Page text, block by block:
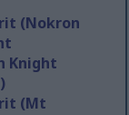
(Nokron
Knight
(Mt